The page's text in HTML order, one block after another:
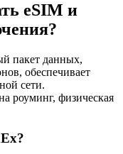
eSIM и
пакет данных,
обеспечивает
сети.
роуминг, физическая